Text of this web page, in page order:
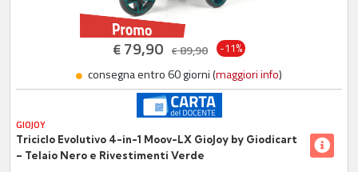
€79,90 €89,90 -11%
consegna entro 60 giorni (maggiori info)
GIOJOY
Triciclo Evolutivo 4-in-1 Moov-LX GioJoy by Giodicart
– Telaio Nero e Rivestimenti Verde